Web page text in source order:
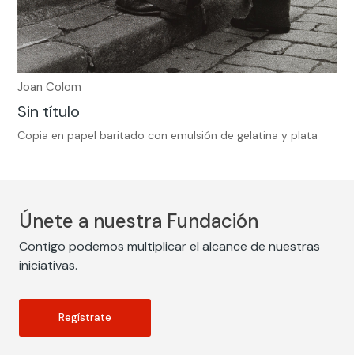
Joan Colom
Sin título
Copia en papel baritado con emulsión de gelatina y plata
Únete a nuestra Fundación
Contigo podemos multiplicar el alcance de nuestras
iniciativas.
Regístrate